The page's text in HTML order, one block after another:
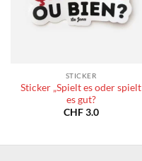
STICKER
Sticker „Spielt es oder spielt
es gut?
CHF3.0